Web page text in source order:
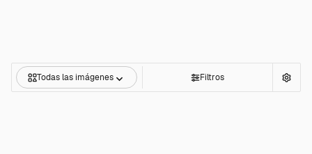
Todas las imágenes Filtros